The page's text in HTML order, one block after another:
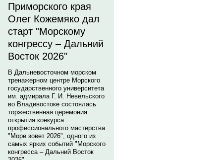
Приморского края
Олег Кожемяко дал
старт "Морскому
конгрессу – Дальний
Восток 2026"
В Дальневосточном морском
тренажерном центре Морского
государственного университета
им. адмирала Г. И. Невельского
во Владивостоке состоялась
торжественная церемония
открытия конкурса
профессионального мастерства
"Море зовет 2026", одного из
самых ярких событий "Морского
конгресса – Дальний Восток